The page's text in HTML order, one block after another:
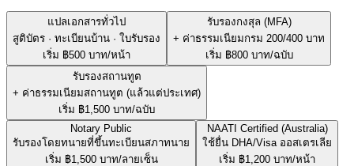
แปลเอกสารทั่วไป
สูติบัตร · ทะเบียนบ้าน · ใบรับรอง
เริ่ม ฿500 บาท/หน้า
รับรองกงสุล (MFA)
+ ค่าธรรมเนียมกรม 200/400 บาท
เริ่ม ฿800 บาท/ฉบับ
รับรองสถานทูต
+ ค่าธรรมเนียมสถานทูต (แล้วแต่ประเทศ)
เริ่ม ฿1,500 บาท/ฉบับ
Notary Public
รับรองโดยทนายที่ขึ้นทะเบียนสภาทนาย
เริ่ม ฿1,500 บาท/ลายเซ็น
NAATI Certified (Australia)
ใช้ยื่น DHA/Visa ออสเตรเลีย
เริ่ม ฿1,200 บาท/หน้า